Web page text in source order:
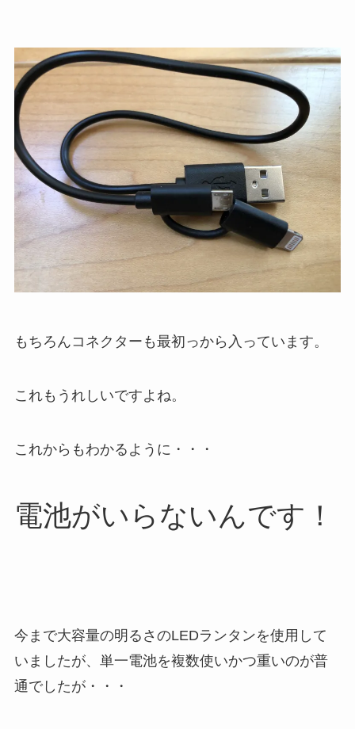
もちろんコネクターも最初っから入っています。
これもうれしいですよね。
これからもわかるように・・・
電池がいらないんです！
今まで大容量の明るさのLEDランタンを使用して
いましたが、単一電池を複数使いかつ重いのが普
通でしたが・・・